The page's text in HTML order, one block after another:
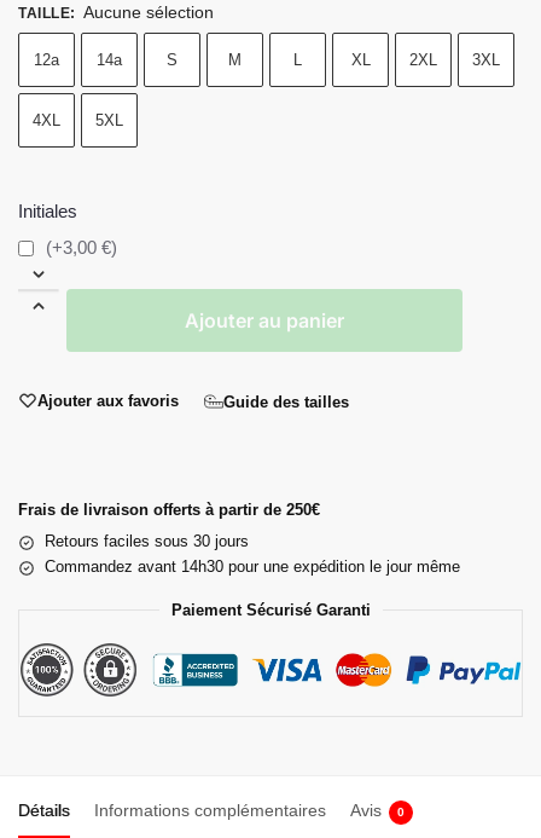
TAILLE: Aucune sélection
12a 14a S M L XL 2XL 3XL
4XL 5XL
Initiales
(+3,00 €)
Ajouter au panier
Ajouter aux favoris Guide des tailles
Frais de livraison offerts à partir de 250€
Retours faciles sous 30 jours
Commandez avant 14h30 pour une expédition le jour même
Paiement Sécurisé Garanti
Détails Informations complémentaires Avis 0